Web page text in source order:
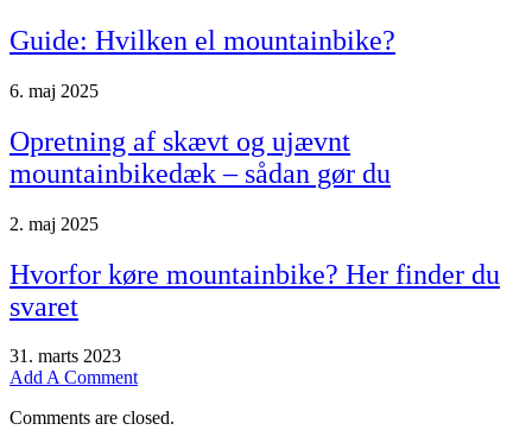
Guide: Hvilken el mountainbike?
6. maj 2025
Opretning af skævt og ujævnt
mountainbikedæk – sådan gør du
2. maj 2025
Hvorfor køre mountainbike? Her finder du
svaret
31. marts 2023
Add A Comment
Comments are closed.